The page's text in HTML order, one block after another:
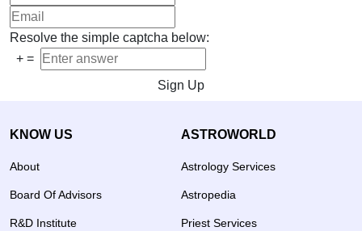
Resolve the simple captcha below:
+ =
Sign Up
KNOW US
About
Board Of Advisors
R&D Institute
ASTROWORLD
Astrology Services
Astropedia
Priest Services